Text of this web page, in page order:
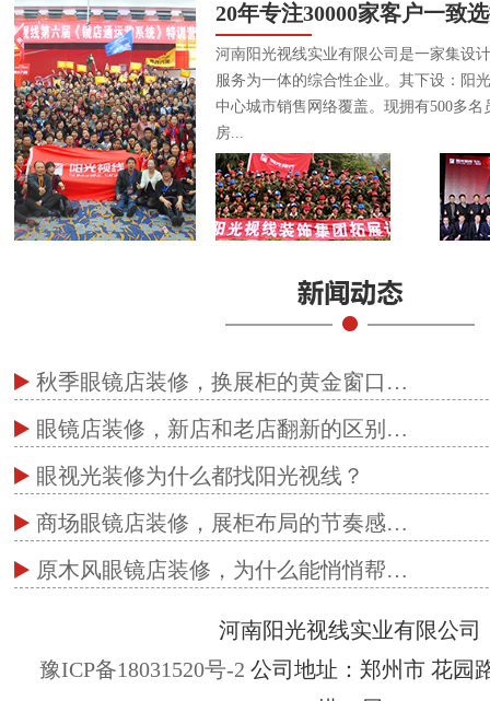
20年专注30000家客户一致
河南阳光视线实业有限公司是一家集设
服务为一体的综合性企业。其下设：阳
中心城市销售网络覆盖。现拥有500多
房...
秋季眼镜店装修，换展柜的黄金窗口…
眼镜店装修，新店和老店翻新的区别…
眼视光装修为什么都找阳光视线？
商场眼镜店装修，展柜布局的节奏感…
原木风眼镜店装修，为什么能悄悄帮…
河南阳光视线实业有限公司
豫ICP备18031520号-2 公司地址：郑州市 花园